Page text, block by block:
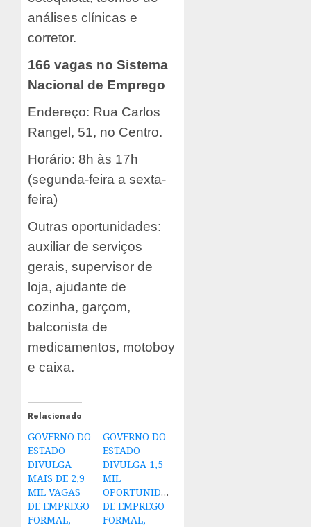
análises clínicas e
corretor.
166 vagas no Sistema
Nacional de Emprego
Endereço: Rua Carlos
Rangel, 51, no Centro.
Horário: 8h às 17h
(segunda-feira a sexta-
feira)
Outras oportunidades:
auxiliar de serviços
gerais, supervisor de
loja, ajudante de
cozinha, garçom,
balconista de
medicamentos, motoboy
e caixa.
Relacionado
GOVERNO DO
ESTADO
DIVULGA
MAIS DE 2,9
MIL VAGAS
DE EMPREGO
FORMAL,
GOVERNO DO
ESTADO
DIVULGA 1,5
MIL
OPORTUNIDADES
DE EMPREGO
FORMAL,